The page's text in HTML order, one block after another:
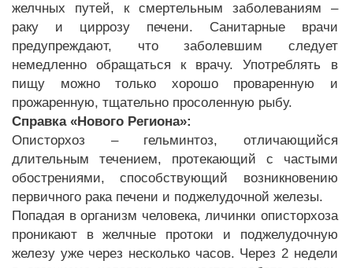
желчных путей, к смертельным заболеваниям –
раку и циррозу печени. Санитарные врачи
предупреждают, что заболевшим следует
немедленно обращаться к врачу. Употреблять в
пищу можно только хорошо проваренную и
прожаренную, тщательно просоленную рыбу.
Справка «Нового Региона»:
Описторхоз – гельминтоз, отличающийся
длительным течением, протекающий с частыми
обострениями, способствующий возникновению
первичного рака печени и поджелудочной железы.
Попадая в организм человека, личинки описторхоза
проникают в желчные протоки и поджелудочную
железу уже через несколько часов. Через 2 недели